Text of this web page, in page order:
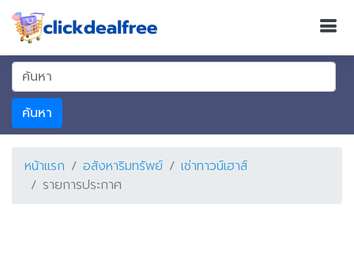
ค้นหา
หน้าแรก อสังหาริมทรัพย์
เช่าทาวน์เฮาส์
รายการประกาศ